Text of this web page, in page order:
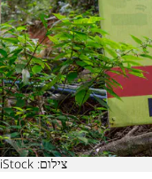
צילום: iStock